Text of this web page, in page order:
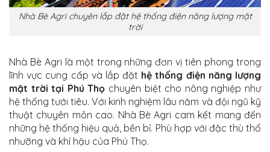
Nhà Bè Agri chuyên lắp đặt hệ thống điện năng lượng mặt
trời
Nhà Bè Agri là một trong những đơn vị tiên phong trong
lĩnh vực cung cấp và lắp đặt hệ thống điện năng lượng
mặt trời tại Phú Thọ chuyên biệt cho nông nghiệp như
hệ thống tưới tiêu. Với kinh nghiệm lâu năm và đội ngũ kỹ
thuật chuyên môn cao. Nhà Bè Agri cam kết mang đến
những hệ thống hiệu quả, bền bỉ. Phù hợp với đặc thù thổ
nhưỡng và khí hậu của Phú Thọ.